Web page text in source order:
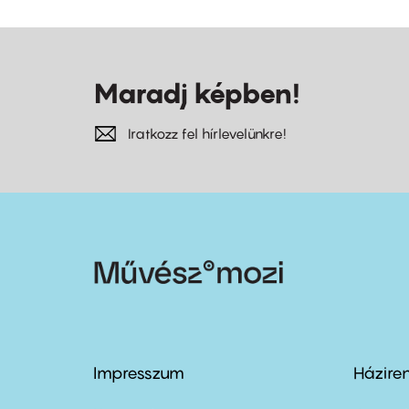
Maradj képben!
Iratkozz fel hírlevelünkre!
Footer
Impresszum